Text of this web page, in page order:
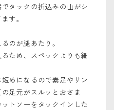
タックの折込みの山がシ
す。
のが腿あたり。
ため、スペックよりも細
めになるので素足やサン
足元がスルッとおさま
トソーをタックインした